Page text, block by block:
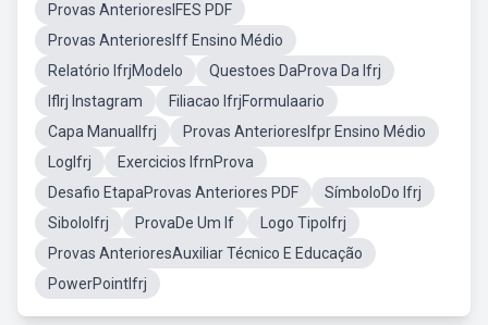
Provas AnterioresIFES PDF
Provas AnterioresIff Ensino Médio
Relatório IfrjModelo
Questoes DaProva Da Ifrj
Iflrj Instagram
Filiacao IfrjFormulaario
Capa ManualIfrj
Provas AnterioresIfpr Ensino Médio
LogIfrj
Exercicios IfrnProva
Desafio EtapaProvas Anteriores PDF
SímboloDo Ifrj
SiboloIfrj
ProvaDe Um If
Logo TipoIfrj
Provas AnterioresAuxiliar Técnico E Educação
PowerPointIfrj